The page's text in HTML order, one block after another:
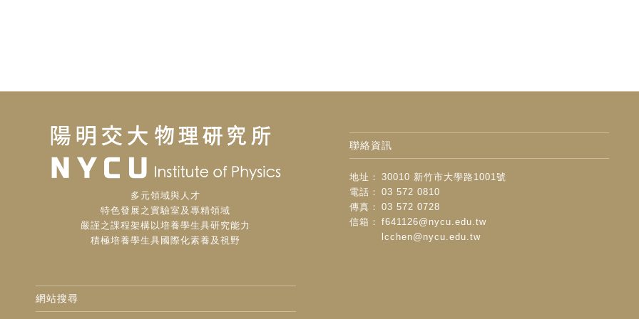
多元領域與人才
特色發展之實驗室及專精領域
嚴謹之課程架構以培養學生具研究能力
積極培養學生具國際化素養及視野
網站搜尋
聯絡資訊
地址：
30010 新竹市大學路1001號
電話：
03 572 0810
傳真：
03 572 0728
信箱：
f641126@nycu.edu.tw
lcchen@nycu.edu.tw